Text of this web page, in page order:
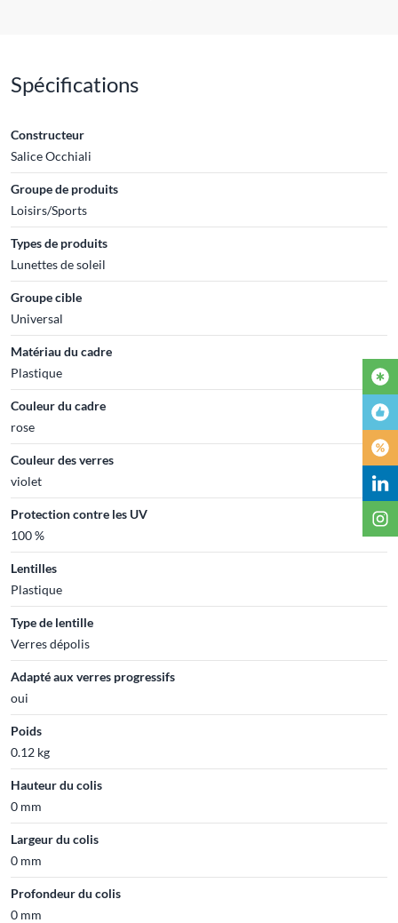
Spécifications
Constructeur
Salice Occhiali
Groupe de produits
Loisirs/Sports
Types de produits
Lunettes de soleil
Groupe cible
Universal
Matériau du cadre
Plastique
Couleur du cadre
rose
Couleur des verres
violet
Protection contre les UV
100 %
Lentilles
Plastique
Type de lentille
Verres dépolis
Adapté aux verres progressifs
oui
Poids
0.12 kg
Hauteur du colis
0 mm
Largeur du colis
0 mm
Profondeur du colis
0 mm